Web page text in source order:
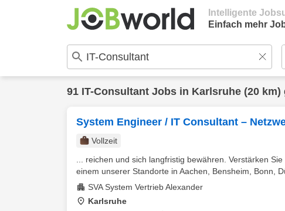
Intelligente
Einfach mehr
91 IT-Consultant Jobs in Karlsruhe (20 km)
System Engineer / IT Consultant –
Vollzeit
... reichen und sich langfristig bewähren. Verstärken
einem unserer Standorte in Aachen, Bensheim, Bonn,
SVA System Vertrieb Alexander
Karlsruhe